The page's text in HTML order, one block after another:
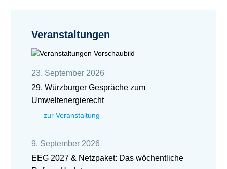
Veranstaltungen
23. September 2026
29. Würzburger Gespräche zum
Umweltenergierecht
zur Veranstaltung
9. September 2026
EEG 2027 & Netzpaket: Das wöchentliche